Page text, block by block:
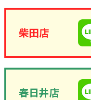
柴田店
春日井店